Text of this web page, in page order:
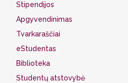
Stipendijos
Apgyvendinimas
Tvarkaraščiai
eStudentas
Biblioteka
Studentų atstovybė